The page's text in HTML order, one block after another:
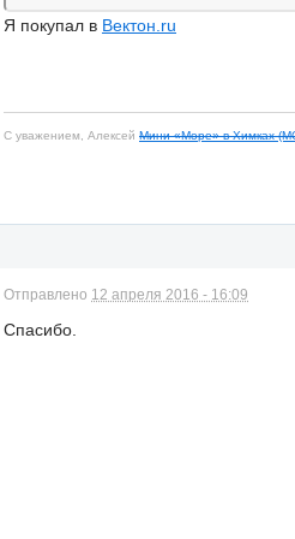
Я покупал в Вектон.ru
С уважением, Алексей Мини «Море» в Химках
Отправлено 12 апреля 2016 - 16:09
Спасибо.